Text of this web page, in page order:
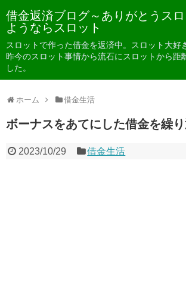
借金返済ブログ～ありがとうス
ようならスロット
スロットで作った借金を返済中。スロット大好
昨今のスロット事情から流石にスロットから距
した。
ホーム 借金生活
ボーナスをあてにした借金を繰
2023/10/29 借金生活